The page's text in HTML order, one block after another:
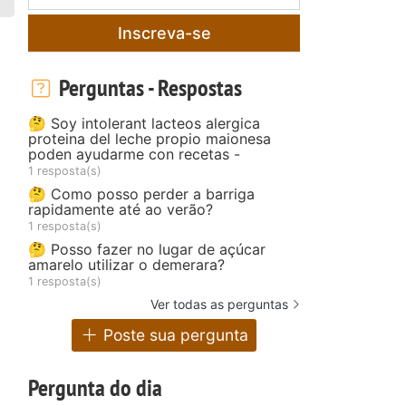
Inscreva-se
Perguntas - Respostas
🤔 Soy intolerant lacteos alergica
proteina del leche propio maionesa
poden ayudarme con recetas -
1 resposta(s)
🤔 Como posso perder a barriga
rapidamente até ao verão?
1 resposta(s)
🤔 Posso fazer no lugar de açúcar
amarelo utilizar o demerara?
1 resposta(s)
Ver todas as perguntas
Poste sua pergunta
Pergunta do dia